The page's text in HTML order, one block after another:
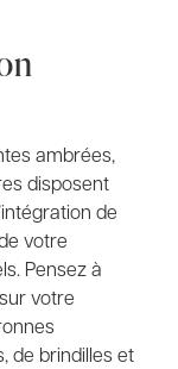
ambrées,
disposent
de
votre
Pensez à
votre
de brindilles et